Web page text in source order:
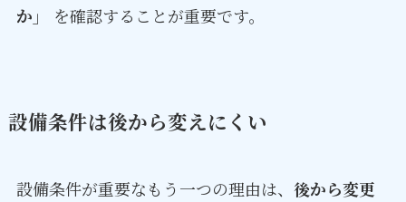
か」
を確認することが重要です。
設備条件は後から変えにくい
設備条件が重要なもう一つの理由は、 後から変更